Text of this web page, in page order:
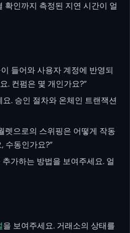
확인까지 측정된 지연 시간이 얼
들어와 사용자 계정에 반영되
. 컨펌은 몇 개인가요?”
. 승인 절차와 온체인 트랜잭션
렛으로의 스위핑은 어떻게 작동
수동인가요?”
가하는 방법을 보여주세요. 얼
을 보여주세요. 거래소의 상태를